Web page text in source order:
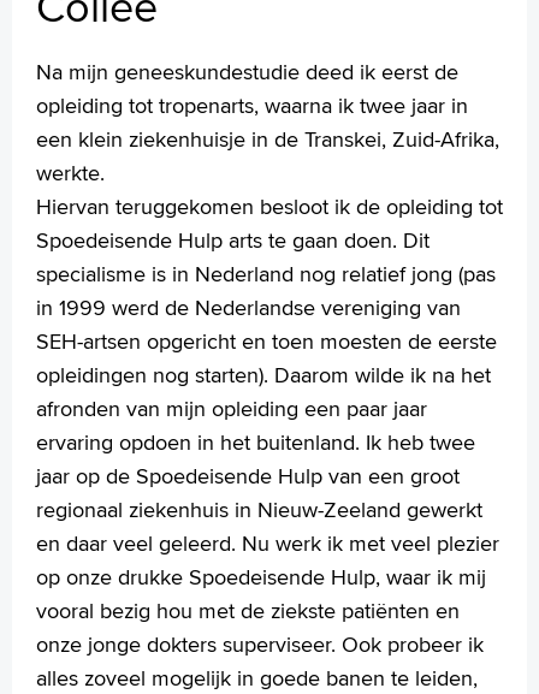
Language
English
Français
Polski
Türkçe
Arabisch
Na mijn geneeskundestudie deed ik eerst de
opleiding tot tropenarts, waarna ik twee jaar in
een klein ziekenhuisje in de Transkei, Zuid-Afrika,
werkte.
Hiervan teruggekomen besloot ik de opleiding tot
Spoedeisende Hulp arts te gaan doen. Dit
specialisme is in Nederland nog relatief jong (pas
in 1999 werd de Nederlandse vereniging van
SEH-artsen opgericht en toen moesten de eerste
opleidingen nog starten). Daarom wilde ik na het
afronden van mijn opleiding een paar jaar
ervaring opdoen in het buitenland. Ik heb twee
jaar op de Spoedeisende Hulp van een groot
regionaal ziekenhuis in Nieuw-Zeeland gewerkt
en daar veel geleerd. Nu werk ik met veel plezier
op onze drukke Spoedeisende Hulp, waar ik mij
vooral bezig hou met de ziekste patiënten en
onze jonge dokters superviseer. Ook probeer ik
alles zoveel mogelijk in goede banen te leiden,